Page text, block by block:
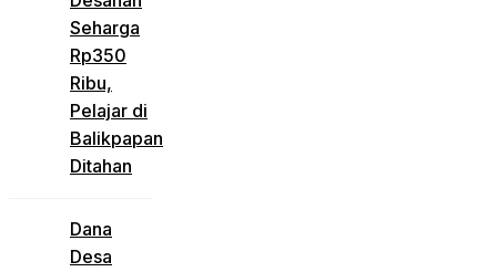
Seharga
Rp350
Ribu,
Pelajar di
Balikpapan
Ditahan
Dana
Desa